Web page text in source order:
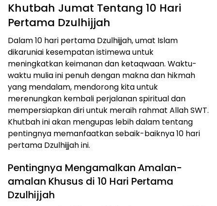
Khutbah Jumat Tentang 10 Hari
Pertama Dzulhijjah
Dalam 10 hari pertama Dzulhijjah, umat Islam
dikaruniai kesempatan istimewa untuk
meningkatkan keimanan dan ketaqwaan. Waktu-
waktu mulia ini penuh dengan makna dan hikmah
yang mendalam, mendorong kita untuk
merenungkan kembali perjalanan spiritual dan
mempersiapkan diri untuk meraih rahmat Allah SWT.
Khutbah ini akan mengupas lebih dalam tentang
pentingnya memanfaatkan sebaik-baiknya 10 hari
pertama Dzulhijjah ini.
Pentingnya Mengamalkan Amalan-
amalan Khusus di 10 Hari Pertama
Dzulhijjah